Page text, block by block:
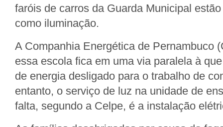
faróis de carros da Guarda Municipal
como iluminação.
A Companhia Energética de Pernambuco
essa escola fica em uma via paralela à
de energia desligado para o trabalho de
entanto, o serviço de luz na unidade de
falta, segundo a Celpe, é a instalação